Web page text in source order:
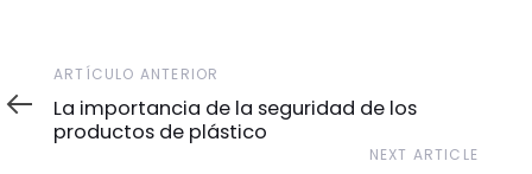
ARTÍCULO ANTERIOR
La importancia de la seguridad de los
productos de plástico
NEXT ARTICLE